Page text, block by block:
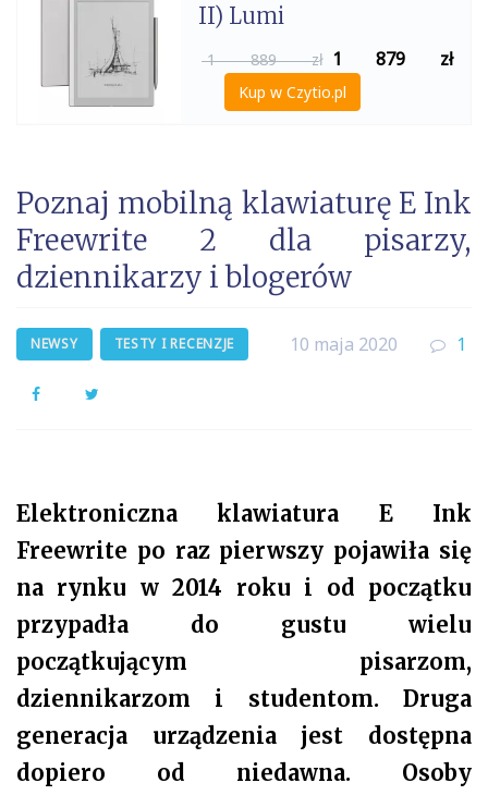
II) Lumi
1 889 zł 1 879 zł
Kup w Czytio.pl
Poznaj mobilną klawiaturę E Ink
Freewrite 2 dla pisarzy,
dziennikarzy i blogerów
NEWSY TESTY I RECENZJE 10 maja 2020 1
Facebook
Elektroniczna klawiatura E Ink
Freewrite po raz pierwszy pojawiła się
na rynku w 2014 roku i od początku
przypadła do gustu wielu
początkującym pisarzom,
dziennikarzom i studentom. Druga
generacja urządzenia jest dostępna
dopiero od niedawna. Osoby